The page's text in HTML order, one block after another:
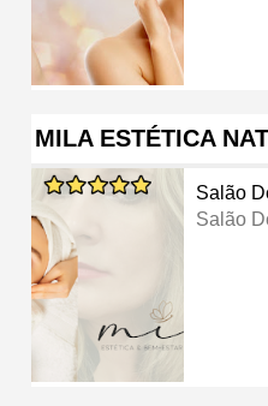
MILA ESTÉTICA
Salão
Salão